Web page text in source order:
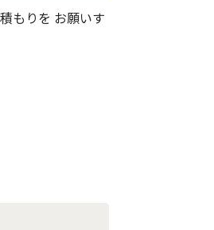
もりを お願いす